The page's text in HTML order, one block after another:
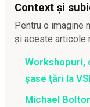
Context și
Pentru o imagine
și aceste articole
Workshopuri,
şase ţări la
Michael